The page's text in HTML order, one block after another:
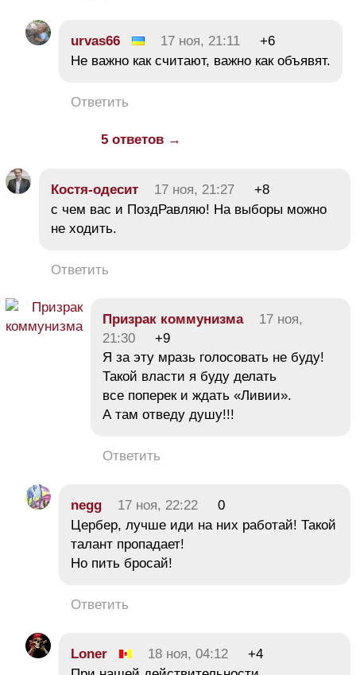
urvas66 17 ноя, 21:11
+6
Не важно как считают, важно как объявят.
Ответить
5 ответов →
Костя-одесит 17 ноя, 21:27
+8
с чем вас и ПоздРавляю! На выборы можно
не ходить.
Ответить
Призрак коммунизма
17 ноя,
21:30
+9
Я за эту мразь голосовать не буду!
Такой власти я буду делать
все поперек и ждать «Ливии».
А там отведу душу!!!
Ответить
negg 17 ноя, 22:22
0
Цербер, лучше иди на них работай! Такой
талант пропадает!
Но пить бросай!
Ответить
Loner 18 ноя, 04:12
+4